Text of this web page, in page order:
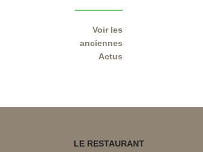
Voir les
anciennes
Actus
LE RESTAURANT